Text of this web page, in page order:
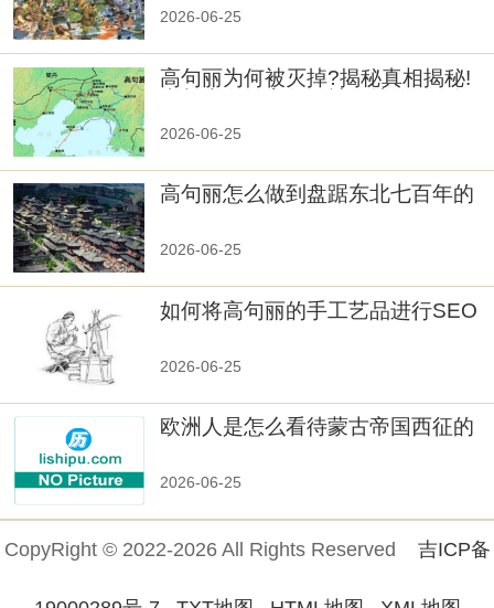
2026-06-25
高句丽为何被灭掉?揭秘真相揭秘!
2026-06-25
高句丽怎么做到盘踞东北七百年的
2026-06-25
如何将高句丽的手工艺品进行SEO
2026-06-25
欧洲人是怎么看待蒙古帝国西征的
2026-06-25
CopyRight © 2022-2026 All Rights Reserved 吉ICP备